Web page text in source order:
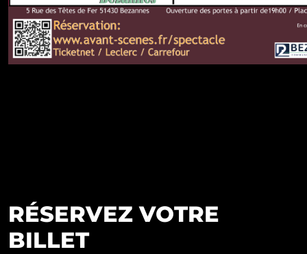
RÉSERVEZ VOTRE
BILLET